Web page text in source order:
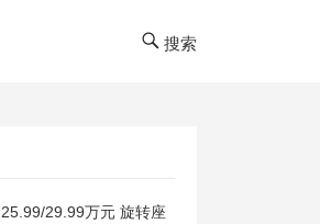
搜索
25.99/29.99万元 旋转座